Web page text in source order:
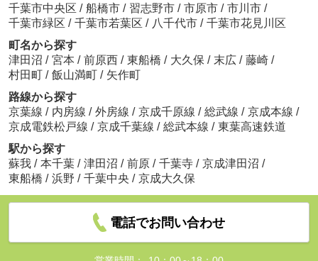
千葉市中央区 / 船橋市 / 習志野市 / 市原市 / 市川市 /
千葉市緑区 / 千葉市若葉区 / 八千代市 / 千葉市花見川区
町名から探す
津田沼 / 宮本 / 前原西 / 東船橋 / 大久保 / 末広 / 藤崎 /
村田町 / 飯山満町 / 矢作町
路線から探す
京葉線 / 内房線 / 外房線 / 京成千原線 / 総武線 / 京成本線 /
京成電鉄松戸線 / 京成千葉線 / 総武本線 / 東葉高速鉄道
駅から探す
蘇我 / 本千葉 / 津田沼 / 前原 / 千葉寺 / 京成津田沼 /
東船橋 / 浜野 / 千葉中央 / 京成大久保
電話でお問い合わせ